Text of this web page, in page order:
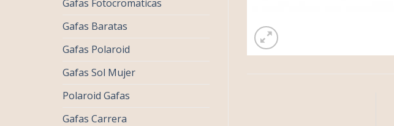
Gafas Fotocromaticas
Gafas Baratas
Gafas Polaroid
Gafas Sol Mujer
Polaroid Gafas
Gafas Carrera